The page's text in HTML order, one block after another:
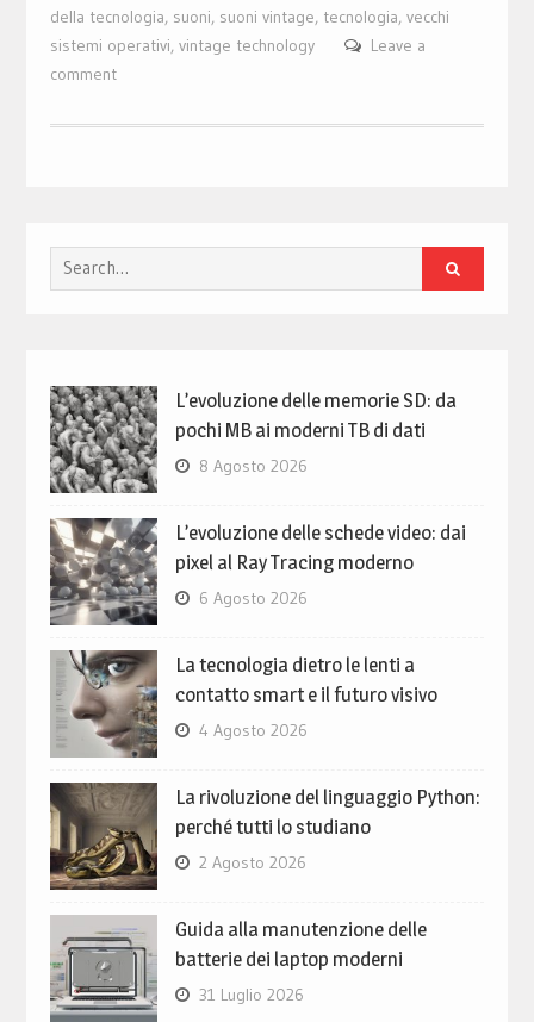
della tecnologia, suoni, suoni vintage, tecnologia, vecchi
sistemi operativi, vintage technology
Leave a
comment
Search
for:
L’evoluzione delle memorie SD: da
pochi MB ai moderni TB di dati
8 Agosto 2026
L’evoluzione delle schede video: dai
pixel al Ray Tracing moderno
6 Agosto 2026
La tecnologia dietro le lenti a
contatto smart e il futuro visivo
4 Agosto 2026
La rivoluzione del linguaggio Python:
perché tutti lo studiano
2 Agosto 2026
Guida alla manutenzione delle
batterie dei laptop moderni
31 Luglio 2026